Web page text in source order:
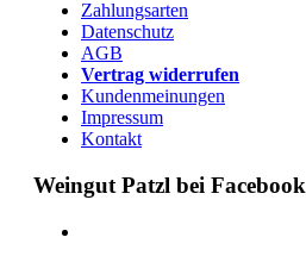
Zahlungsarten
Datenschutz
AGB
Vertrag widerrufen
Kundenmeinungen
Impressum
Kontakt
Weingut Patzl bei Facebook